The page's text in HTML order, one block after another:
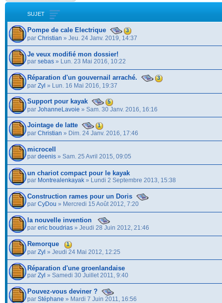
SUJET
Pompe de cale Electrique 3
par Christian » Jeu. 24 Janv. 2019, 14:37
Je veux modifié mon dossier!
par sebas » Lun. 23 Mai 2016, 10:22
Réparation d'un gouvernail arraché. 3
par Zyl » Lun. 16 Mai 2016, 19:37
Support pour kayak 5
par JohanneLavoie » Sam. 30 Janv. 2016, 16:16
Jointage de latte 1
par Christian » Dim. 24 Janv. 2016, 17:46
microcell
par deenis » Sam. 25 Avril 2015, 09:05
un chariot compact pour le kayak
par Montrealenkayak » Lundi 2 Septembre 2013, 15:38
Construction rames pour un Doris
par CyDou » Mercredi 15 Août 2012, 7:20
la nouvelle invention
par eric boudrias » Jeudi 28 Juin 2012, 21:46
Remorque 1
par Zyl » Jeudi 24 Mai 2012, 12:25
Réparation d'une groenlandaise
par Zyl » Samedi 30 Juillet 2011, 9:40
Pouvez-vous deviner ?
par Stéphane » Mardi 7 Juin 2011, 16:56